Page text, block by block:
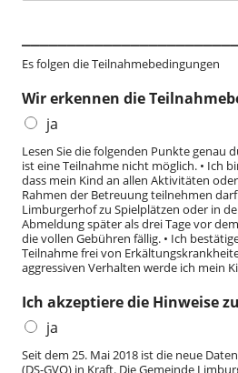
Es folgen die Teilnahmebedingungen
Wir erkennen die
ja
Lesen Sie die folgenden Punkte genau
ist eine Teilnahme nicht möglich. • Ich
dass mein Kind an allen Aktivitäten
Rahmen der Betreuung teilnehmen
Limburgerhof zu Spielplätzen oder in
Abmeldung später als drei Tage vor
die vollen Gebühren fällig. • Ich
Teilnahme frei von
aggressiven Verhalten werde ich mein
Ich akzeptiere die Hinweise
ja
Seit dem 25. Mai 2018 ist die neue
(DS-GVO) in Kraft. Die Gemeinde